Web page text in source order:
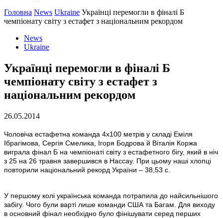
Головна News Ukraine Українці перемогли в фіналі Б
чемпіонату світу з естафет з національним рекордом
News
Ukraine
Українці перемогли в фіналі Б
чемпіонату світу з естафет з
національним рекордом
26.05.2014
Чоловіча естафетна команда 4х100 метрів у складі Еміля
Ібрагімова, Сергія Смелика, Ігоря Бодрова й Віталія Коржа
виграла фінал Б на чемпіонаті світу з естафетного бігу, який в ніч
з 25 на 26 травня завершився в Нассау. При цьому наші хлопці
повторили національний рекорд України – 38,53 с.
У першому колі українська команда потрапила до найсильнішого
забігу. Чого були варті лише команди США та Багам. Для виходу
в основний фінал необхідно було фінішувати серед перших